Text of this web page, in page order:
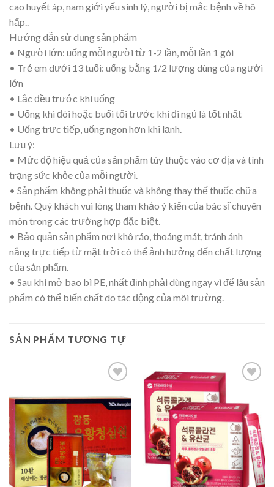
cao huyết áp, nam giới yếu sinh lý, người bị mắc bệnh về hô
hấp..
Hướng dẫn sử dụng sản phẩm
• Người lớn: uống mỗi người từ 1-2 lần, mỗi lần 1 gói
• Trẻ em dưới 13 tuổi: uống bằng 1/2 lượng dùng của người
lớn
• Lắc đều trước khi uống
• Uống khi đói hoặc buổi tối trước khi đi ngủ là tốt nhất
• Uống trực tiếp, uống ngon hơn khi lạnh.
Lưu ý:
• Mức độ hiệu quả của sản phẩm tùy thuộc vào cơ địa và tình
trạng sức khỏe của mỗi người.
• Sản phẩm không phải thuốc và không thay thế thuốc chữa
bệnh. Quý khách vui lòng tham khảo ý kiến của bác sĩ chuyên
môn trong các trường hợp đặc biệt.
• Bảo quản sản phẩm nơi khô ráo, thoáng mát, tránh ánh
nắng trực tiếp từ mặt trời có thể ảnh hưởng đến chất lượng
của sản phẩm.
• Sau khi mở bao bì PE, nhất định phải dùng ngay vì để lâu sản
phẩm có thể biến chất do tác động của môi trường.
SẢN PHẨM TƯƠNG TỰ
Add to
Add to
wishlist